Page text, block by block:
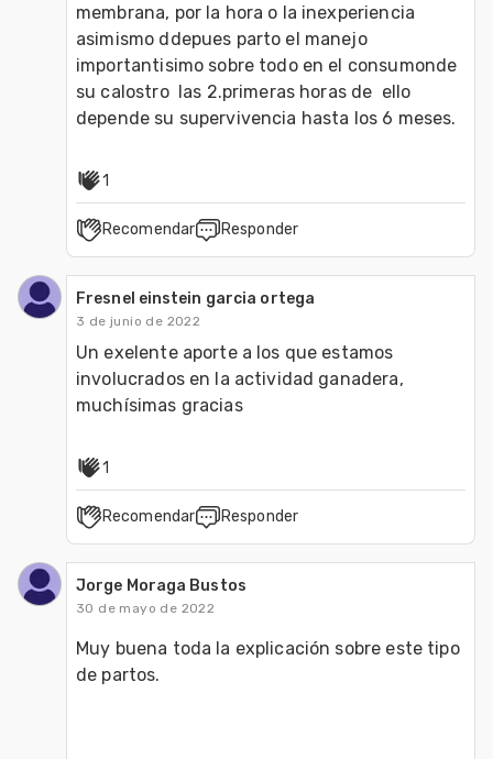
membrana, por la hora o la inexperiencia
asimismo ddepues parto el manejo
importantisimo sobre todo en el consumonde
su calostro  las 2.primeras horas de  ello
depende su supervivencia hasta los 6 meses.
1
Recomendar Responder
Fresnel einstein garcia ortega
3 de junio de 2022
Un exelente aporte a los que estamos
involucrados en la actividad ganadera,
muchísimas gracias
1
Recomendar Responder
Jorge Moraga Bustos
30 de mayo de 2022
Muy buena toda la explicación sobre este tipo
de partos.